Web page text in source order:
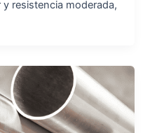
resistencia moderada,